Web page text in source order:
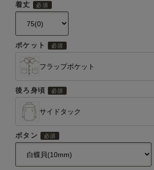
着丈
ポケット
フラップポケット
後ろ身頃
サイドタック
ボタン